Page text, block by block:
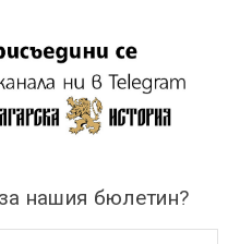
нашия бюлетин?